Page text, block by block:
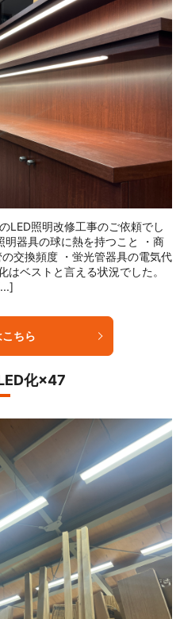
LED照明改修工事のご依頼でし
明器具の球に熱を持つこと ・商
交換頻度 ・蛍光管器具の電気代
はベストと言える状況でした。
ちら
化×47